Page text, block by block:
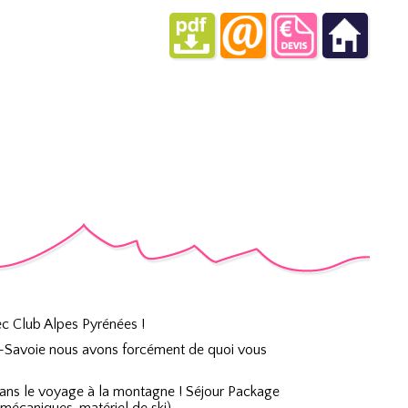
Club Alpes Pyrénées !
nous avons forcément de quoi vous
le voyage à la montagne ! Séjour Package